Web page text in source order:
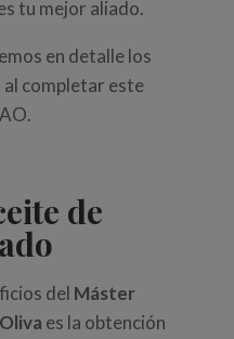
tu mejor aliado.
en detalle los
completar este
de
del Máster
es la obtención